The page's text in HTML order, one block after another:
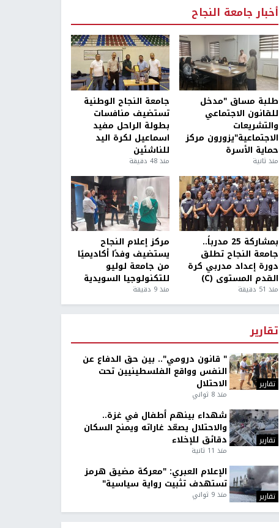
أخبار جامعة النجاح
طلبة مساق "مدخل
للقانون الاجتماعي
والتشريعات
الاجتماعية"يزورون مركز
حماية الأسرة
منذ ثانية
جامعة النجاح الوطنية
تستضيف منافسات
بطولة الراحل مفيد
اسماعيل لكرة اليد
للناشئين
منذ 48 دقيقة
بمشاركة 25 مدرباً..
جامعة النجاح تطلق
دورة إعداد مدربي كرة
القدم المستوى (C)
منذ 51 دقيقة
مركز إعلام النجاح
يستضيف وفدًا أكاديميًا
من جامعة لوليو
للتكنولوجيا السويدية
منذ 9 دقيقة
تقارير
تقارير
" قانون درومي".. بين حق الدفاع عن
النفس وواقع الفلسطينيين تحت
الاحتلال
منذ 8 ثواني
تقارير
شهداء بينهم أطفال في غزة..
والاحتلال يصعّد غاراته ويمنح السكان
دقائق للإخلاء
منذ 11 ثانية
تقارير
الإعلام العبري: "معركة مضيق هرمز
تستهدف تثبيت رواية سياسية"
منذ 9 ثواني